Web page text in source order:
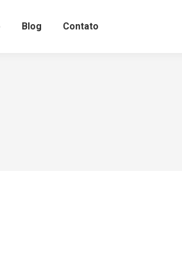
Blog Contato